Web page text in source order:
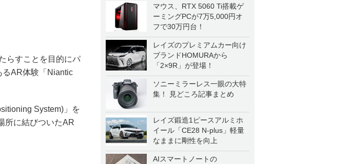
マウス、RTX 5060 Ti搭載ゲ
ーミングPCが7万5,000円オ
フで30万円台！
レイズのプレミアムカー向け
ブランドHOMURAから
「2×9R」が登場！
ソニーミラーレス一眼の大特
集！ 見どころ記事まとめ
レイズ鍛造1ピースアルミホ
イール「CE28 N-plus」軽量
なままに剛性を向上
AIスマートノートの
らすことを目的にパ
るAR体験「Niantic
System)」を
所に結びついたAR